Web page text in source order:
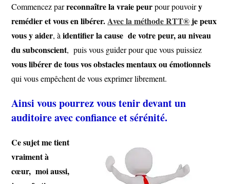
Commencez parreconnaître la vraie peurpour pouvoiry
remédier et vous en libérer.Avec la méthode RTT® je peux
vous y aider, àidentifier la cause de votre peur, au niveau
du subconscient, puis vous guider pour que vous puissiez
vous libérer de tous vos obstacles mentaux ou émotionnels
qui vous empêchent de vous exprimer librement.
Ainsi vous pourrez vous tenir devant un
auditoire avec confiance et sérénité.
Ce sujet me tient
vraiment à
cœur, moi aussi,